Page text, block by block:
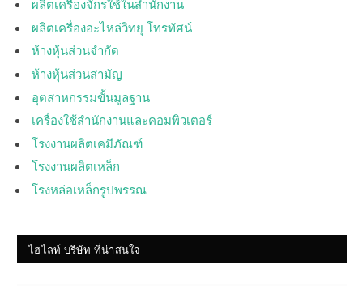
ผลิตเครื่องจักรใช้ในสำนักงาน
ผลิตเครื่องอะไหล่วิทยุ โทรทัศน์
ห้างหุ้นส่วนจำกัด
ห้างหุ้นส่วนสามัญ
อุตสาหกรรมขั้นมูลฐาน
เครื่องใช้สำนักงานและคอมพิวเตอร์
โรงงานผลิตเคมีภัณฑ์
โรงงานผลิตเหล็ก
โรงหล่อเหล็กรูปพรรณ
ไฮไลท์ บริษัท ที่น่าสนใจ